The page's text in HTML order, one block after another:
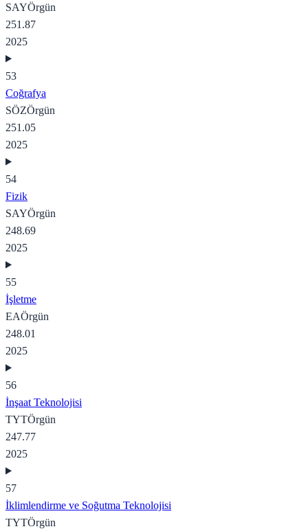
SAYÖrgün
251.87
2025
53
Coğrafya
SÖZÖrgün
251.05
2025
54
Fizik
SAYÖrgün
248.69
2025
55
İşletme
EAÖrgün
248.01
2025
56
İnşaat Teknolojisi
TYTÖrgün
247.77
2025
57
İklimlendirme ve Soğutma Teknolojisi
TYTÖrgün